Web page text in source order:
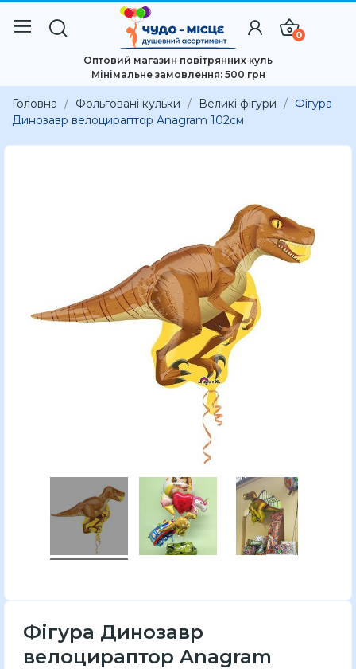
0
Оптовий магазин повітрянних куль
Мінімальне замовлення: 500 грн
Головна Фольговані кульки Великі фігури
Фігура
Динозавр велоцираптор Anagram 102см
Фігура Динозавр
велоцираптор Anagram